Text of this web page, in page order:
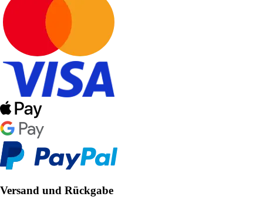
Versand und Rückgabe